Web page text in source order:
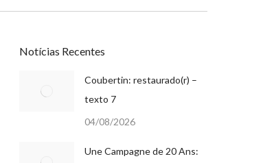
Notícias Recentes
Coubertin: restaurado(r) –
texto 7
04/08/2026
Une Campagne de 20 Ans: